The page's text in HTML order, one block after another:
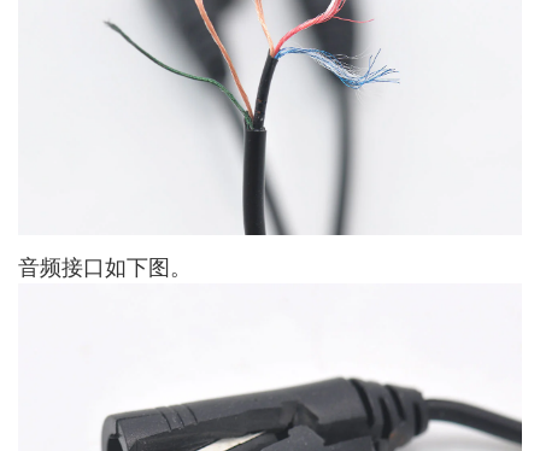
音频接口如下图。